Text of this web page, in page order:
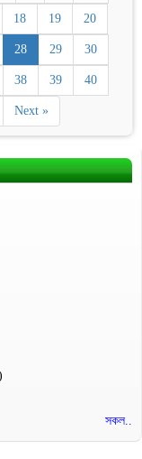
18 19 20
28 29 30
38 39 40
Next »
সকল..